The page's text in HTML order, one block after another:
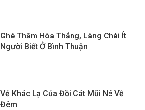
Ghé Thăm Hòa Thắng, Làng Chài Ít
Người Biết Ở Bình Thuận
Vẻ Khác Lạ Của Đồi Cát Mũi Né Về
Đêm